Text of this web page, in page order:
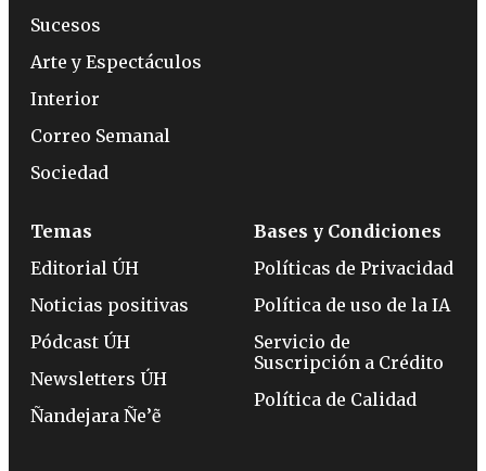
Sucesos
Arte y Espectáculos
Interior
Correo Semanal
Sociedad
Temas
Editorial ÚH
Noticias positivas
Pódcast ÚH
Newsletters ÚH
Ñandejara Ñe’ẽ
Bases y Condiciones
Políticas de Privacidad
Política de uso de la IA
Servicio de
Suscripción a Crédito
Política de Calidad